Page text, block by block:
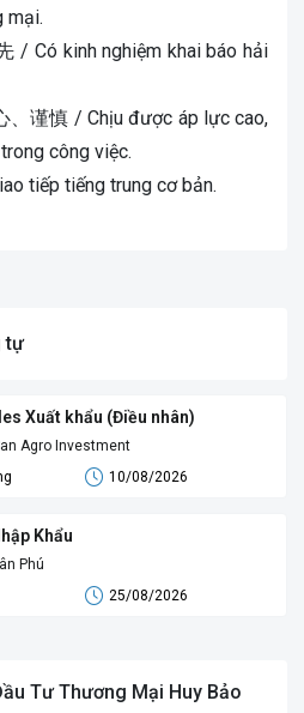
mại.
/ Có kinh nghiệm khai báo hải
、谨慎 / Chịu được áp lực cao,
công việc.
tiếp tiếng trung cơ bản.
tự
Xuất khẩu (Điều nhân)
Agro Investment
10/08/2026
Khẩu
Phú
25/08/2026
Tư Thương Mại Huy Bảo